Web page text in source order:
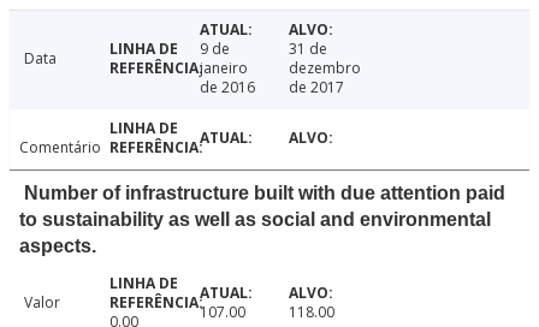
Data
9 de
janeiro
de 2016
31 de
dezembro
de 2017
Comentário
Number of infrastructure built with due attention paid
to sustainability as well as social and environmental
aspects.
Valor
0.00
107.00 118.00